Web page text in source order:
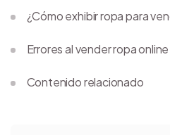
¿Cómo exhibir ropa para
Errores al vender ropa online
Contenido relacionado